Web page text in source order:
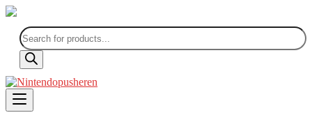
Products
search
Skip
to
content